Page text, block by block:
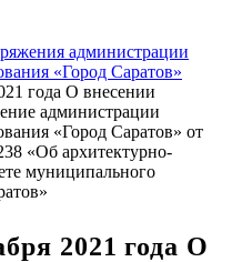
администрации
«Город Саратов»
года О внесении
администрации
«Город Саратов» от
«Об архитектурно-
муниципального
2021 года О